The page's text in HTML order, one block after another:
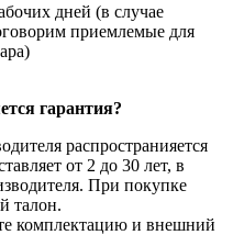
дней (в случае
приемлемые для
гарантия?
распространияется
от 2 до 30 лет, в
При покупке
талон.
комплектацию и внешний